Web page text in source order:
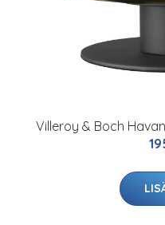
Villeroy & Boch